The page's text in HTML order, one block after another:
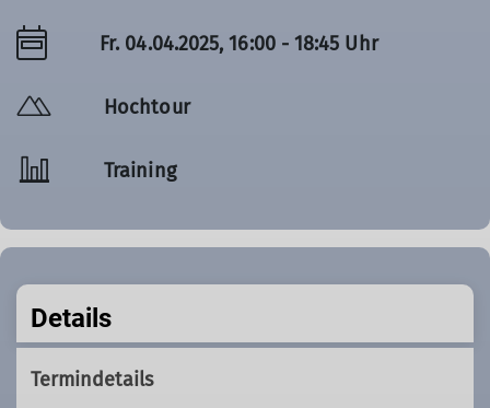
Fr. 04.04.2025, 16:00 - 18:45 Uhr
Hochtour
Training
Details
Termindetails